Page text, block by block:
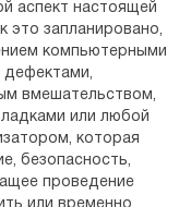
аспект настоящей
это запланировано,
компьютерными
дефектами,
вмешательством,
или любой
которая
безопасность,
проведение